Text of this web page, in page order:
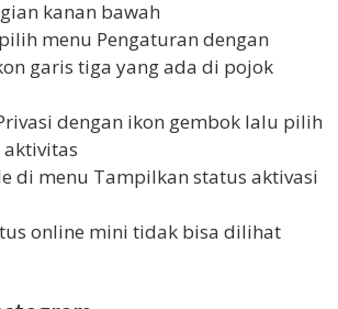
kanan bawah
menu Pengaturan dengan
garis tiga yang ada di pojok
dengan ikon gembok lalu pilih
aktivitas
di menu Tampilkan status aktivasi
online mini tidak bisa dilihat